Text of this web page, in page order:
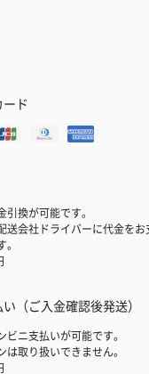
ド
換が可能です。
送会社ドライバーに代金を
（ご入金確認後発送）
ニ支払いが可能です。
取り扱いできません。